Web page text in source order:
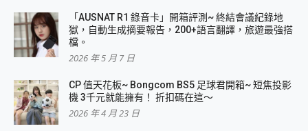
「AUSNAT R1 錄音卡」開箱評測~ 終結會議紀錄地
獄，自動生成摘要報告，200+語言翻譯，旅遊最強搭
檔。
2026 年 5 月 7 日
CP 值天花板~ Bongcom BS5 足球君開箱~ 短焦投影
機 3千元就能擁有！ 折扣碼在這～
2026 年 4 月 23 日